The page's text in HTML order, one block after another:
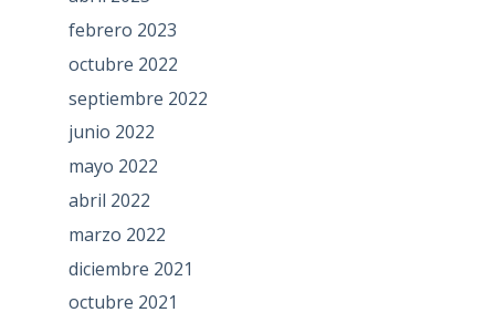
febrero 2023
octubre 2022
septiembre 2022
junio 2022
mayo 2022
abril 2022
marzo 2022
diciembre 2021
octubre 2021